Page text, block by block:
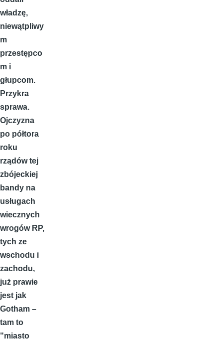
władzę,
niewątpliwy
m
przestępco
m i
głupcom.
Przykra
sprawa.
Ojczyzna
po półtora
roku
rządów tej
zbójeckiej
bandy na
usługach
wiecznych
wrogów RP,
tych ze
wschodu i
zachodu,
już prawie
jest jak
Gotham –
tam to
"miasto